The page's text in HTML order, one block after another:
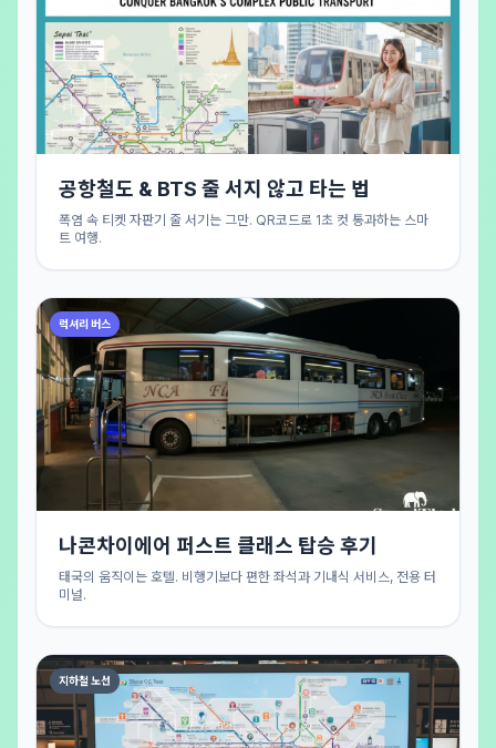
공항철도 & BTS 줄 서지 않고 타는 법
폭염 속 티켓 자판기 줄 서기는 그만. QR코드로 1초 컷 통과하는 스마
트 여행.
럭셔리 버스
나콘차이에어 퍼스트 클래스 탑승 후기
태국의 움직이는 호텔. 비행기보다 편한 좌석과 기내식 서비스, 전용 터
미널.
지하철 노선